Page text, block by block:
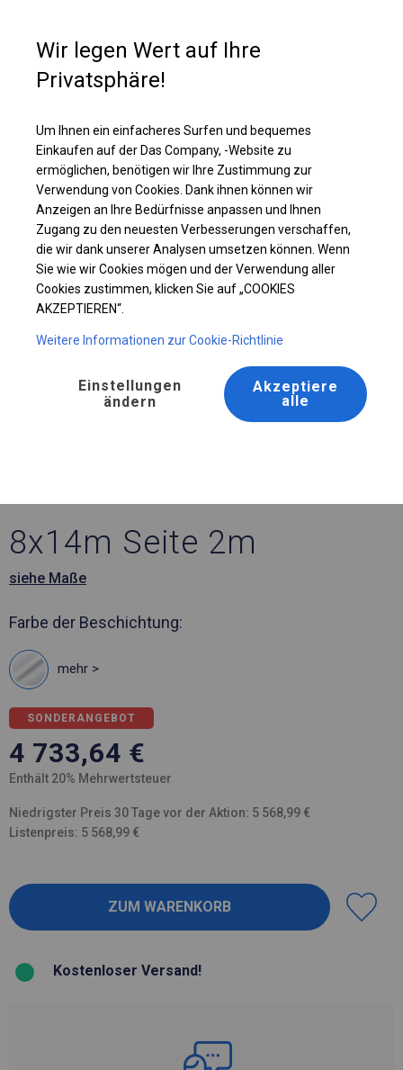
Ganzjähriges Verkaufszelt | 8x14 m
8x14m Seite 2m
siehe Maße
Farbe der Beschichtung:
mehr >
SONDERANGEBOT
4 733,64 €
Enthält 20% Mehrwertsteuer
Niedrigster Preis 30 Tage vor der Aktion: 5 568,99 €
Listenpreis: 5 568,99 €
Kostenloser Versand!
Wir legen Wert auf Ihre
Privatsphäre!
Um Ihnen ein einfacheres Surfen und bequemes
Einkaufen auf der Das Company, -Website zu
ermöglichen, benötigen wir Ihre Zustimmung zur
Verwendung von Cookies. Dank ihnen können wir
Anzeigen an Ihre Bedürfnisse anpassen und Ihnen
Zugang zu den neuesten Verbesserungen verschaffen,
die wir dank unserer Analysen umsetzen können. Wenn
Sie wie wir Cookies mögen und der Verwendung aller
Cookies zustimmen, klicken Sie auf „COOKIES
AKZEPTIEREN“.
Weitere Informationen zur Cookie-Richtlinie
Einstellungen
ändern
Akzeptiere
alle